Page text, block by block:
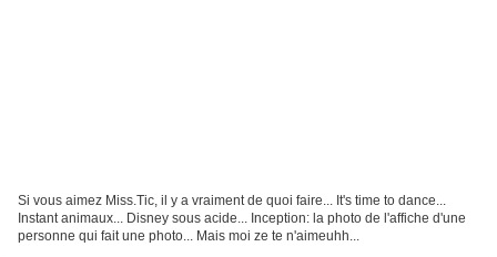
Si vous aimez Miss.Tic, il y a vraiment de quoi faire... It's time to dance...
Instant animaux... Disney sous acide... Inception: la photo de l'affiche d'une
personne qui fait une photo... Mais moi ze te n'aimeuhh...